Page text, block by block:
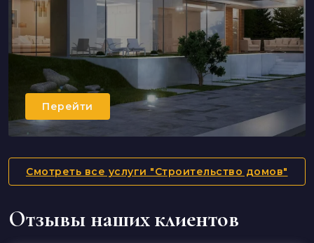
Перейти
Смотреть все услуги "Строительство домов"
Отзывы наших клиентов